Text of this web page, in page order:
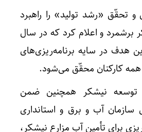
و تحقّق «رشد تولید» را راهبرد
و اعلام کرد که در سال
هدف در سایه برنامه‌ریزی‌های
کارکنان محقّق می‌شود.
توسعه نیشکر همچنین ضمن
سازمان آب و برق و استانداری
برای تأمین آب مزارع نیشکر،